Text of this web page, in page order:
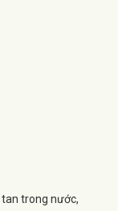
tan trong nước,